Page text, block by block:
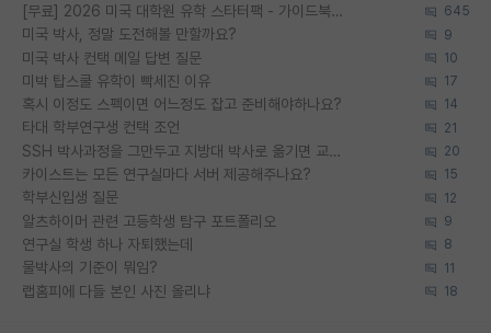
[무료] 2026 미국 대학원 유학 스타터팩 - 가이드북 & 합격자 컨택메일 템플릿 645
미국 박사, 정말 도전해볼 만할까요? 9
미국 박사 컨택 메일 답변 질문 10
미박 탑스쿨 유학이 빡세진 이유 17
혹시 이정도 스펙이면 어느정도 잡고 준비해야하나요? 14
타대 학부연구생 컨택 조언 21
SSH 박사과정을 그만두고 지방대 박사로 옮기면 교수의 꿈은 끝일까요? 20
카이스트는 모든 연구실마다 서버 제공해주나요? 15
학부신입생 질문 12
알츠하이머 관련 고등학생 탐구 포트폴리오 9
연구실 학생 하나 자퇴했는데 8
물박사의 기준이 뭐임? 11
랩홈피에 다들 본인 사진 올리냐 18